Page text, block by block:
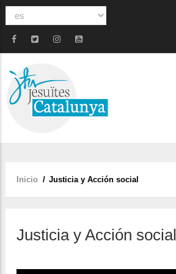
Select
language
Sobrescribir
ayuda
Inicio / Justicia y Acción social
Justicia y Acción social